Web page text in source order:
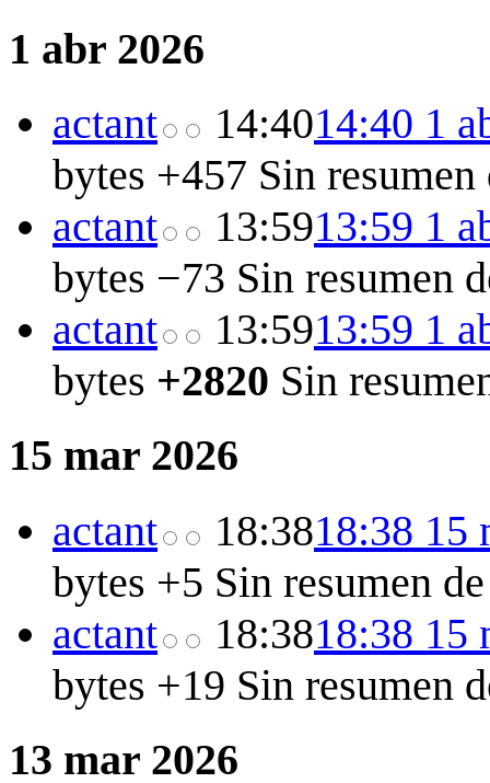
1 abr 2026
actant 14:4014:40 1
bytes +457 Sin
actant 13:5913:59 1
bytes −73 Sin resumen
actant 13:5913:59 1
bytes +2820 Sin
15 mar 2026
actant 18:3818:38 15
bytes +5 Sin resumen
actant 18:3818:38 15
bytes +19 Sin resumen
13 mar 2026